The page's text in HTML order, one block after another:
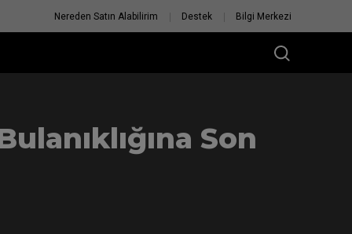
Nereden Satın Alabilirim Destek Bilgi Merkezi
Son